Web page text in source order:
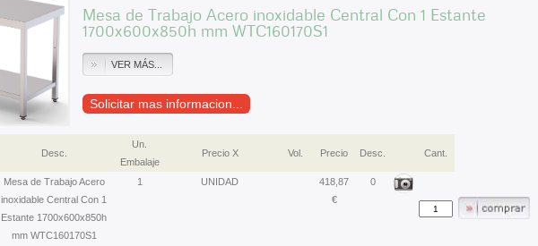
Mesa de Trabajo Acero inoxidable Central Con 1 Estante
1700x600x850h mm WTC160170S1
VER MÁS...
Solicitar mas informacion...
Desc.
Un.
Embalaje
Precio X Vol. Precio Desc. Cant.
Mesa de Trabajo Acero
inoxidable Central Con 1
Estante 1700x600x850h
mm WTC160170S1
1 UNIDAD
418,87
€
0